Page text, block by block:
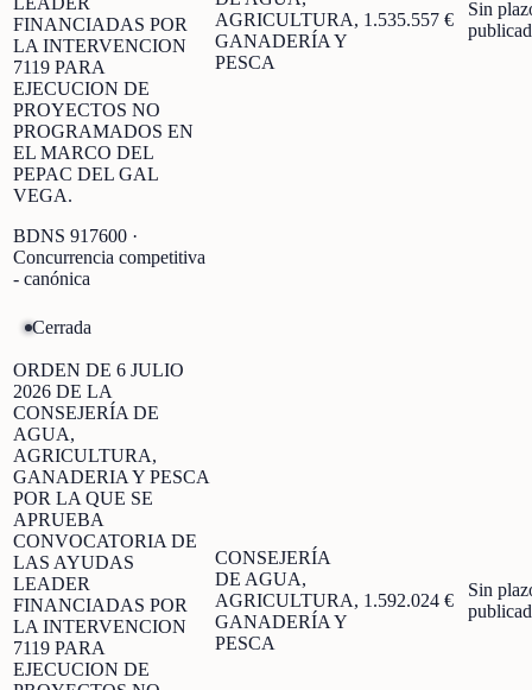
FINANCIADAS POR
LA INTERVENCION
7119 PARA
EJECUCION DE
PROYECTOS NO
PROGRAMADOS EN
EL MARCO DEL
PEPAC DEL GAL
VEGA.
BDNS 917600 ·
Concurrencia competitiva
- canónica
AGRICULTURA,
GANADERÍA Y
PESCA
1.535.557 €
Sin
Cerrada
ORDEN DE 6 JULIO
2026 DE LA
CONSEJERÍA DE
AGUA,
AGRICULTURA,
GANADERIA Y PESCA
POR LA QUE SE
APRUEBA
CONVOCATORIA DE
LAS AYUDAS
LEADER
FINANCIADAS POR
LA INTERVENCION
7119 PARA
EJECUCION DE
CONSEJERÍA
DE AGUA,
AGRICULTURA,
GANADERÍA Y
PESCA
1.592.024 €
Sin